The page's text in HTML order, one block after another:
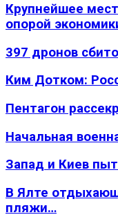
Крупнейшее
опорой
397 дронов
Ким Дотком:
Пентагон
Начальная
Запад и Киев
В Ялте
пляжи…